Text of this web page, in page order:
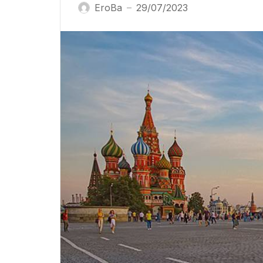
EroBa — 29/07/2023